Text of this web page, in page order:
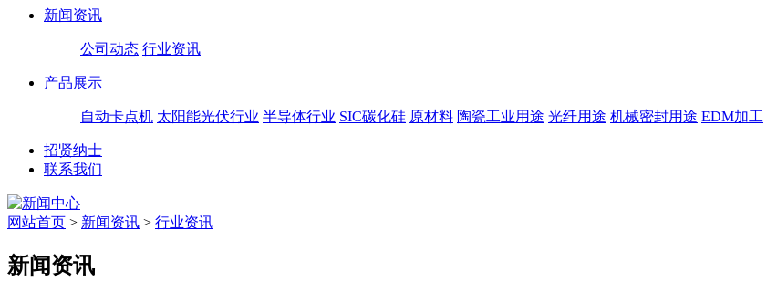
新闻资讯
公司动态 行业资讯
产品展示
自动卡点机 太阳能光伏行业 半导体行业 SIC碳化硅 原材料 陶瓷工业用途 光纤用途 机械密封用途 EDM加工
招贤纳士
联系我们
网站首页 > 新闻资讯 > 行业资讯
新闻资讯